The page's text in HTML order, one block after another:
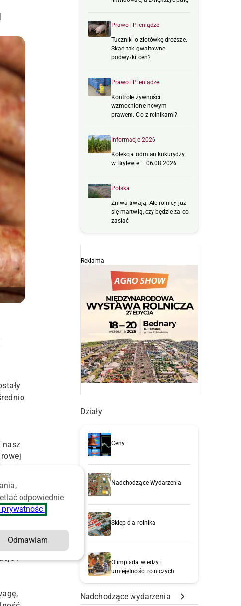
nasz
o
i
Prawo i Pieniądze
Tuczniki o złotówkę droższe.
Skąd tak gwałtowne
podwyżki cen?
Prawo i Pieniądze
Kontrole żywności
wzmocnione nowym
prawem. Co z rolnikami?
Informacje 2026
Kolekcja odmian kukurydzy
w Brylewie – 06.08.2026
Polska
Żniwa trwają. Ale rolnicy już
się martwią, czy będzie za co
zasiać
Reklama
Działy
Ceny
Nadchodzące Wydarzenia
Sklep dla rolnika
Olimpiada wiedzy i
umiejętności rolniczych
Nadchodzące wydarzenia
odpowiednie
Odmawiam